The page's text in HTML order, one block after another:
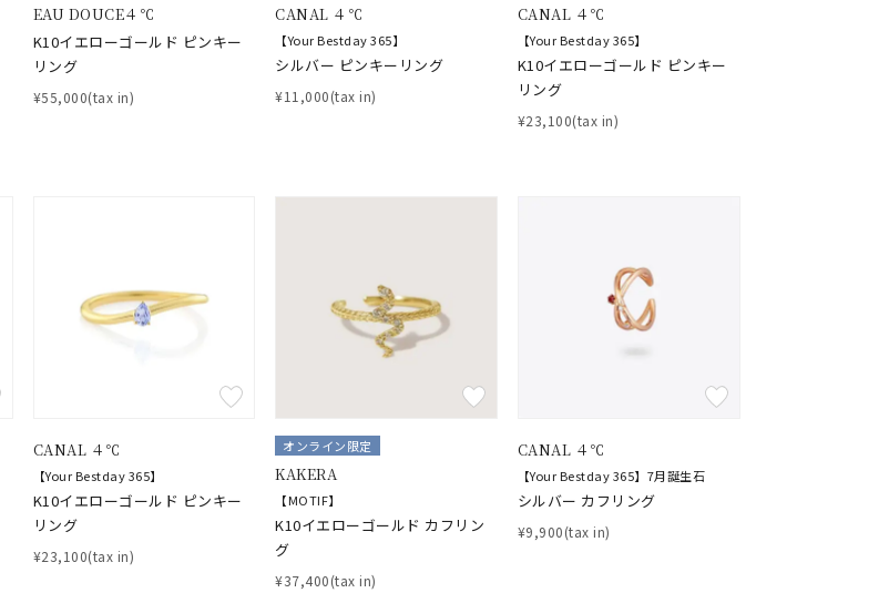
¥400,000
すべて表示
EAU DOUCE４℃
K10イエローゴールド ピンキー
リング
¥55,000(tax in)
CANAL ４℃
【Your Bestday 365】
シルバー ピンキーリング
¥11,000(tax in)
CANAL ４℃
【Your Bestday 365】
K10イエローゴールド ピンキー
リング
¥23,100(tax in)
CANAL ４℃
【Your Bestday 365】
K10イエローゴールド ピンキー
リング
¥23,100(tax in)
オンライン限定
KAKERA
【MOTIF】
K10イエローゴールド カフリン
グ
¥37,400(tax in)
CANAL ４℃
【Your Bestday 365】7月誕生石
シルバー カフリング
¥9,900(tax in)